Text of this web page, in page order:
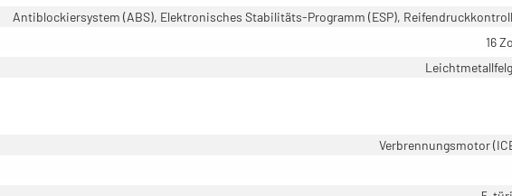
Antiblockiersystem (ABS), Elektronisches Stabilitäts-Programm (ESP),
16
Verbrennungsmotor